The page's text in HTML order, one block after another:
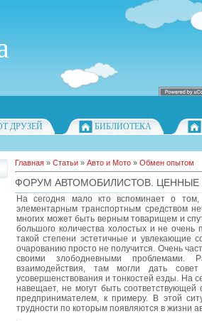
ДРУЗЕЙ БИБЛИОТЕКА
Главная » Статьи » Авто и Мото » Обмен опытом
ФОРУМ АВТОМОБИЛИСТОВ.
На сегодня мало кто вспоминает о
элементарным транспортным средством
многих может быть верным товарищем и
большого количества холостых и не
такой степени эстетичные и увлекающие
очарованию просто не получится. Очень
своими злободневными
взаимодействия, там могли дать
усовершенствования и тонкостей езды. На
навещает, не могут быть
предпринимателем, к примеру. В этой
трудности по которым появляются в жизни